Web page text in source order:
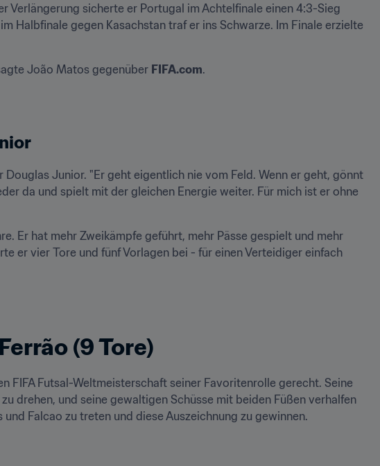
sicherte er Portugal im Achtelfinale einen 4:3-Sieg
Halbfinale gegen Kasachstan traf er ins Schwarze. Im Finale erzielte
João Matos gegenüber FIFA.com.
Junior. "Er geht eigentlich nie vom Feld. Wenn er geht, gönnt
da und spielt mit der gleichen Energie weiter. Für mich ist er ohne
Er hat mehr Zweikämpfe geführt, mehr Pässe gespielt und mehr
er vier Tore und fünf Vorlagen bei - für einen Verteidiger einfach
(9 Tore)
FIFA Futsal-Weltmeisterschaft seiner Favoritenrolle gerecht. Seine
drehen, und seine gewaltigen Schüsse mit beiden Füßen verhalfen
Falcao zu treten und diese Auszeichnung zu gewinnen.